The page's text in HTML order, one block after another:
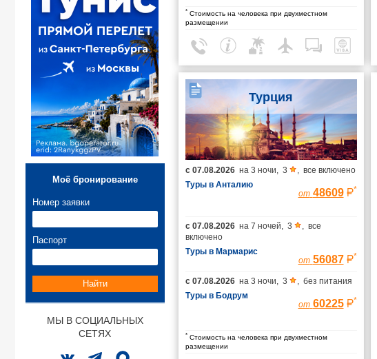
Моё бронирование
Номер заявки
Паспорт
Найти
МЫ В СОЦИАЛЬНЫХ
СЕТЯХ
*Стоимость на человека при двухместном
размещении
Турция
с 07.08.2026на 3 ночи, 3 , все включено
Туры в Анталию
от 48609 *
с 07.08.2026на 7 ночей, 3 , все
включено
Туры в Мармарис
от 56087 *
с 07.08.2026на 3 ночи, 3 , без питания
Туры в Бодрум
от 60225 *
*Стоимость на человека при двухместном
размещении